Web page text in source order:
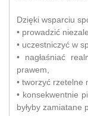
Dzięki wsparciu
• prowadzić
• uczestniczyć w
• nagłaśniać
prawem,
• tworzyć rzetelne
• konsekwentnie
byłyby zamiatane